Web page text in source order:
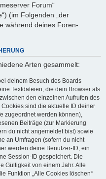
Forum“
(im Folgenden „der
während deines Foren-
Arten gesammelt:
deinem Besuch des Boards
Textdateien, die dein Browser als
den einzelnen Aufrufen des
sind die aktuelle ID deiner
zugeordnet werden können),
Beiträge (zur Markierung
du nicht angemeldet bist) sowie
an Umfragen (sofern du nicht
werden deine Benutzer-ID, ein
Session-ID gespeichert. Die
Gültigkeit von einem Jahr. Alle
Funktion „Alle Cookies löschen“